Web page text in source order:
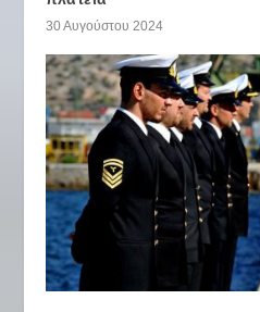
30 Αυγούστου 2024